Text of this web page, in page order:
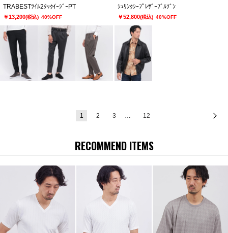
TRABESTﾂｲﾙ2ﾀｯｸｲｰｼﾞｰPT
￥13,200(税込) 40%OFF
ｼｭﾘﾝｸｼｰﾌﾟﾚｻﾞｰﾌﾞﾙｿﾞﾝ
￥52,800(税込) 40%OFF
1 2 3 … 12
RECOMMEND ITEMS